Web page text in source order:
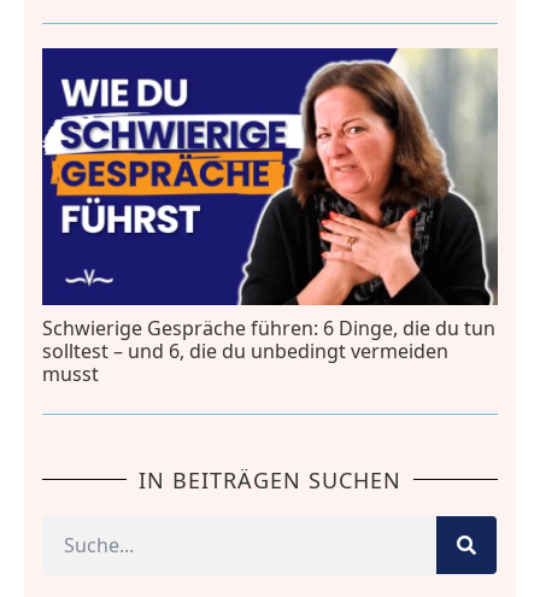
Schwierige Gespräche führen: 6 Dinge, die du tun
solltest – und 6, die du unbedingt vermeiden
musst
IN BEITRÄGEN SUCHEN